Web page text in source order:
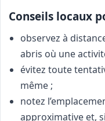
Conseils locaux
observez à
abris où une
évitez toute
même ;
notez
approximative et,